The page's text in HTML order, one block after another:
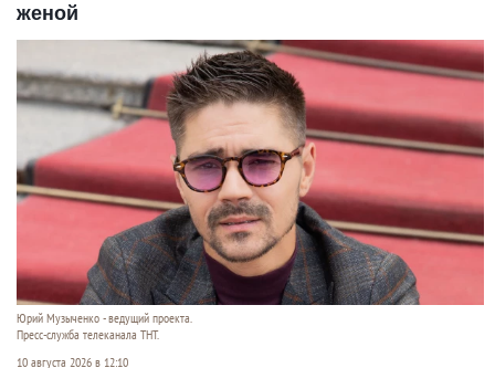
женой
Юрий Музыченко - ведущий проекта.
Пресс-служба телеканала ТНТ.
10 августа 2026 в 12:10